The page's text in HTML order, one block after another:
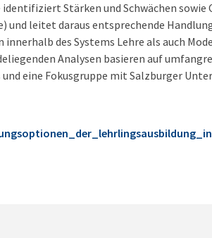
Stärken und Schwächen sowie
und leitet daraus entsprechende
des Systems Lehre als auch
Analysen basieren auf
eine Fokusgruppe mit Salzburger